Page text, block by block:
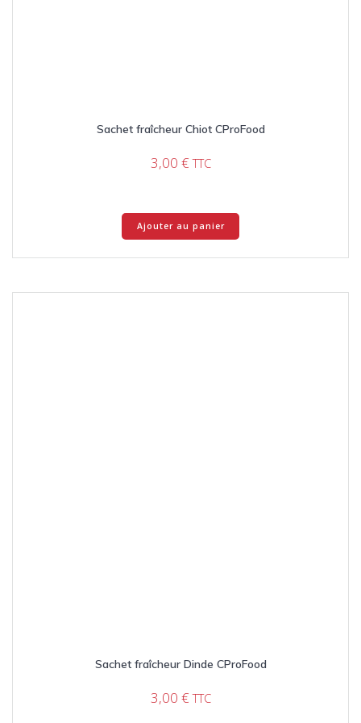
Sachet fraîcheur Chiot CProFood
3,00 € TTC
Ajouter au panier
Sachet fraîcheur Dinde CProFood
3,00 € TTC